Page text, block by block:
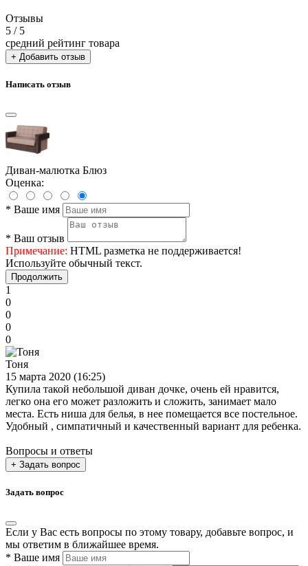
Отзывы
5 / 5
средний рейтинг товара
+ Добавить отзыв
Написать отзыв
Диван-малютка Блюз
Оценка:
* Ваше имя
* Ваш отзыв
Примечание: HTML разметка не поддерживается!
Используйте обычный текст.
Продолжить
1
0
0
0
0
Тоня
15 марта 2020 (16:25)
Купила такой небольшой диван дочке, очень ей нравится,
легко она его может разложить и сложить, занимает мало
места. Есть ниша для белья, в нее помещается все постельное.
Удобный , симпатичный и качественный вариант для ребенка.
Вопросы и ответы
+ Задать вопрос
Задать вопрос
Если у Вас есть вопросы по этому товару, добавьте вопрос, и
мы ответим в ближайшее время.
* Ваше имя